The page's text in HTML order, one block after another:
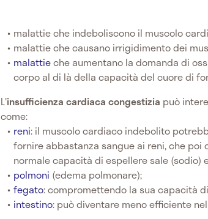
malattie che indeboliscono il muscolo
malattie che causano irrigidimento dei
malattieche aumentano la domanda di
corpo al di là della capacità del cuore di
L'insufficienza cardiaca congestizia può
come:
reni: il muscolo cardiaco indebolito
fornire abbastanza sangue ai reni, che poi
normale capacità di espellere sale (sodio)
polmoni (edema polmonare);
fegato: compromettendo la sua capacità
intestino: può diventare meno efficiente